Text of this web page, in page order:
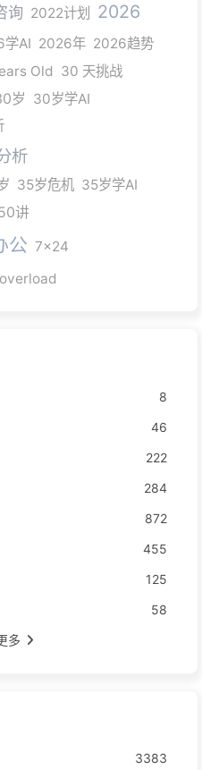
询 2022计划 2026
学AI 2026年 2026趋势
Old 30 天挑战
岁 30岁学AI
析
35岁危机 35岁学AI
讲
公 7x24
8
46
222
284
872
455
125
58
多
3383